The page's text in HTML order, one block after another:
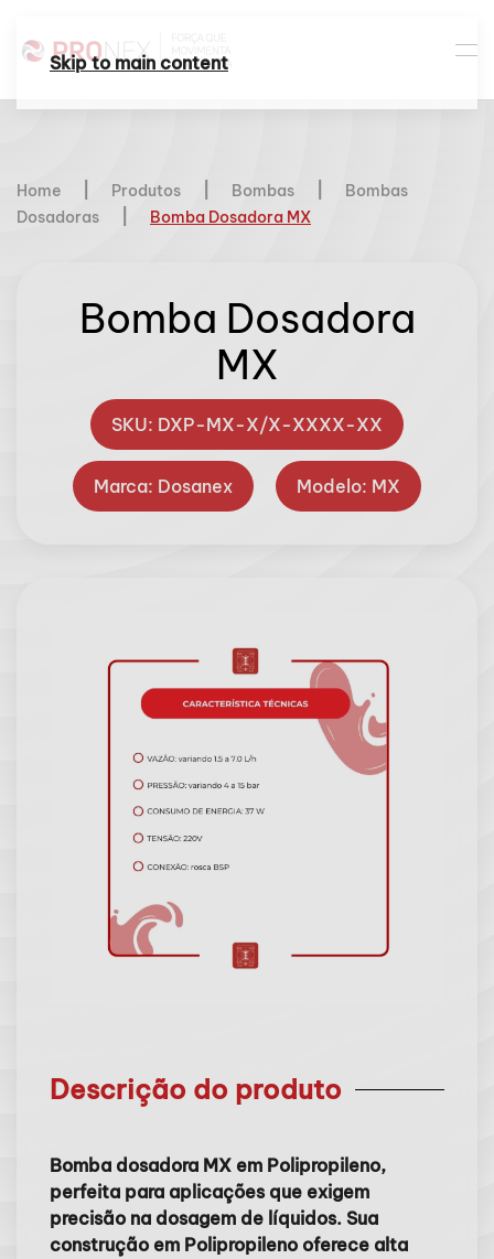
Skip to main content
Home Produtos Bombas
Bombas
Dosadoras
Bomba Dosadora MX
Bomba Dosadora
MX
SKU: DXP-MX-X/X-XXXX-XX
Marca: Dosanex Modelo: MX
Descrição do produto
Bomba dosadora MX em Polipropileno,
perfeita para aplicações que exigem
precisão na dosagem de líquidos. Sua
construção em Polipropileno oferece alta